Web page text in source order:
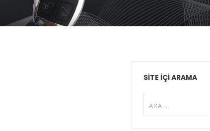
SITE IÇI ARAMA